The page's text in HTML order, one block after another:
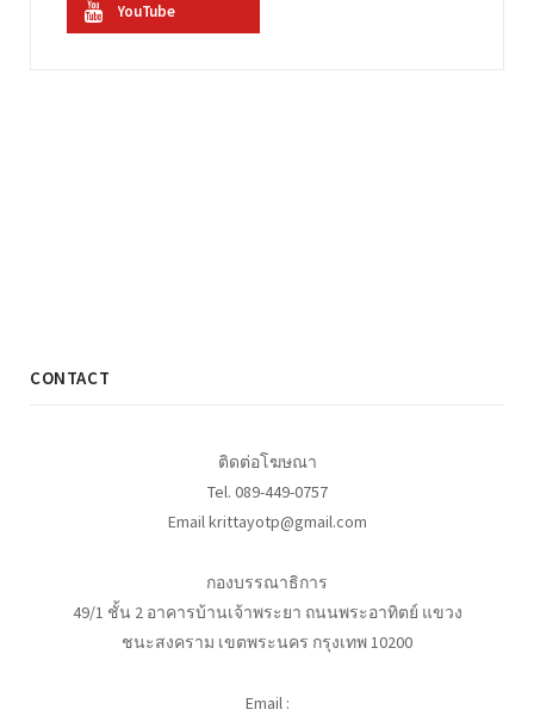
YouTube
CONTACT
ติดต่อโฆษณา
Tel. 089-449-0757
Email krittayotp@gmail.com
กองบรรณาธิการ
49/1 ชั้น 2 อาคารบ้านเจ้าพระยา ถนนพระอาทิตย์ แขวง
ชนะสงคราม เขตพระนคร กรุงเทพ 10200
Email :